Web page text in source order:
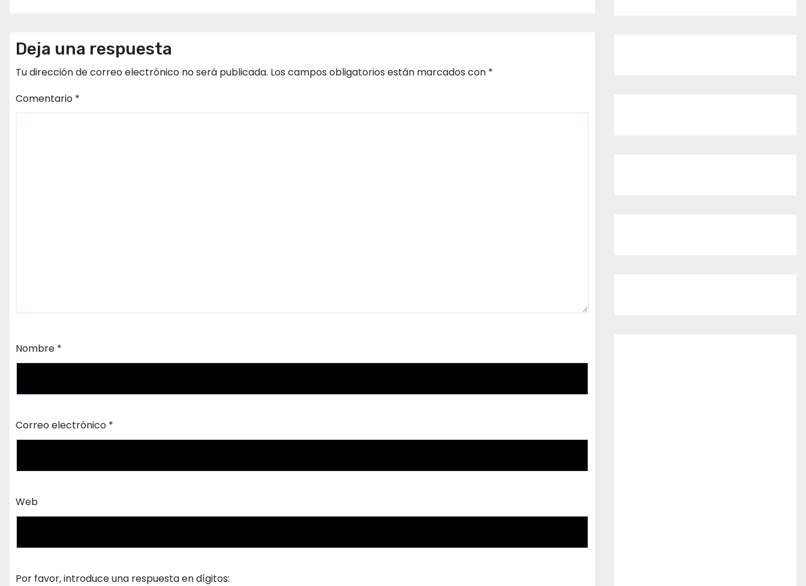
Deja una respuesta
Tu dirección de correo electrónico no será publicada. Los campos obligatorios están marcados con *
Comentario *
Nombre *
Correo electrónico *
Web
Por favor, introduce una respuesta en dígitos: